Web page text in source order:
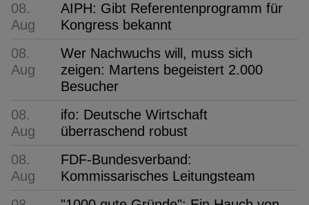
08.
Aug
AIPH: Gibt Referentenprogramm für
Kongress bekannt
08.
Aug
Wer Nachwuchs will, muss sich
zeigen: Martens begeistert 2.000
Besucher
08.
Aug
ifo: Deutsche Wirtschaft
überraschend robust
08.
Aug
FDF-Bundesverband:
Kommissarisches Leitungsteam